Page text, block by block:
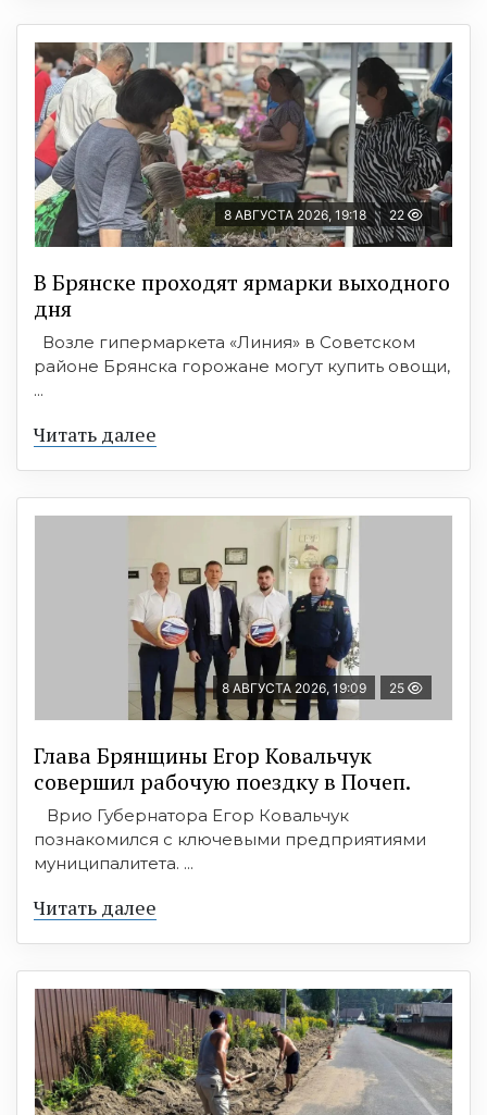
8 АВГУСТА 2026, 19:18 22
В Брянске проходят ярмарки выходного
дня
Возле гипермаркета «Линия» в Советском
районе Брянска горожане могут купить овощи,
...
Читать далее
8 АВГУСТА 2026, 19:09 25
Глава Брянщины Егор Ковальчук
совершил рабочую поездку в Почеп.
Врио Губернатора Егор Ковальчук
познакомился с ключевыми предприятиями
муниципалитета. ...
Читать далее